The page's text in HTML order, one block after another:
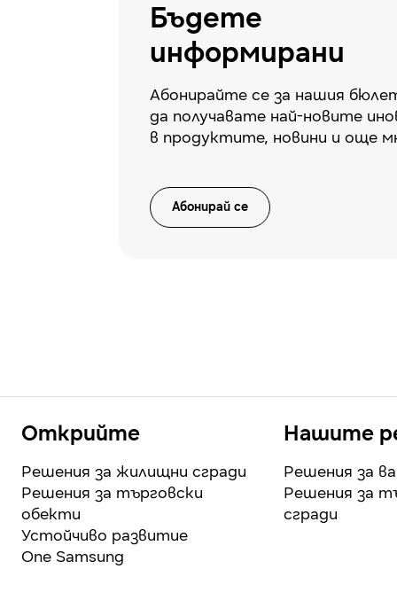
Бъдете
информирани
Абонирайте се за нашия
да получавате най-новите
в продуктите, новини и още
Абонирай се
Открийте
Решения за жилищни сгради
Решения за търговски
обекти
Устойчиво развитие
One Samsung
Нашите
Решения за
Решения за
сгради